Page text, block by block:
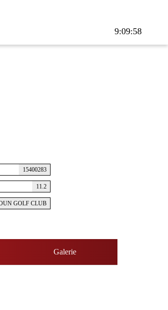
9:09:58
15400283
11.2
GOLF CLUB
Galerie